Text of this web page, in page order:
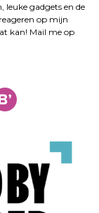
leuke gadgets en de
op mijn
kan! Mail me op